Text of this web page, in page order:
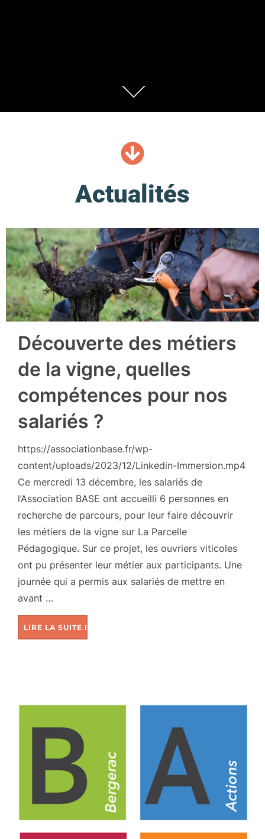
Actualités
Découverte des métiers
de la vigne, quelles
compétences pour nos
salariés ?
https://associationbase.fr/wp-
content/uploads/2023/12/Linkedin-Immersion.mp4
Ce mercredi 13 décembre, les salariés de
l’Association BASE ont accueilli 6 personnes en
recherche de parcours, pour leur faire découvrir
les métiers de la vigne sur La Parcelle
Pédagogique. Sur ce projet, les ouvriers viticoles
ont pu présenter leur métier aux participants. Une
journée qui a permis aux salariés de mettre en
avant …
LIRE LA SUITE DE